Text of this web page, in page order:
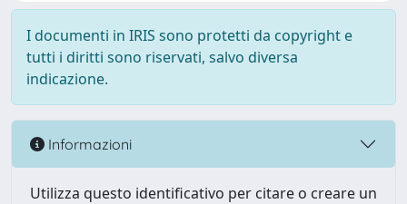
I documenti in IRIS sono protetti da copyright e
tutti i diritti sono riservati, salvo diversa
indicazione.
Informazioni
Utilizza questo identificativo per citare o creare un